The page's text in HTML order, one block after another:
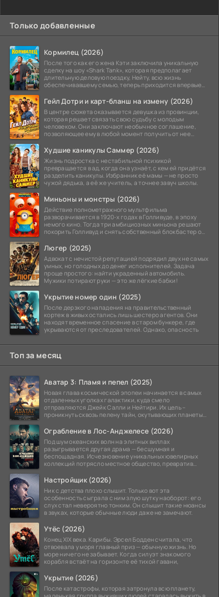
Только добавленные
Кормилец (2026)
После того как его жена Кэти заключила уникальную
сделку на шоу «Shark Tank», которая предполагает
длительную деловую поездку, Нейту, всю жизнь
обеспечивавшему семью, теперь приходится впервые
Гейл Дотри и карт-бланш на измену (2026)
В центре сюжета оказывается девушка из провинции,
которая решает связать свою судьбу с молодым
человеком. Они заключают необычное соглашение,
позволяющее ему в любой момент получить от нее
Худшие каникулы Саммер (2026)
Жизнь подростка с нестабильной психикой
превращается в ад, когда она узнаёт, с кем ей придётся
разделить каникулы. Избранник её мамы — не просто
чужой дядька, а её же учитель, а точнее завуч школы.
Миньоны и монстры (2026)
Действие полнометражного мультфильма
разворачивается в 1920-х годах в Голливуде, в эпоху
немого кино. Тогда три амбициозных миньона решают
покорить Голливуд и снять собственный блокбастер о
Люгер (2025)
Адвокат с нечистой репутацией подрядил двух не самых
умных, но голодных до денег исполнителей. Задача
проще простого: найти украденный автомобиль.
Мужики потирают руки — это же лёгкие бабки!
Укрытие номер один (2025)
После дерзкого нападения на правительственный
кортеж в живых остались лишь шестеро агентов. Они
находят временное спасение в старом бункере, где
укрываются от преследователей. Однако, опасность
Топ за месяц
Аватар 3: Пламя и пепел (2025)
Новая глава космической эпопеи начинается в самых
отдаленных уголках галактики, куда смело
отправляются Джейк Салли и Нейтири. Их цель –
проникнуть сквозь пелену тайн, окутывающих планеты
Ограбление в Лос-Анджелесе (2026)
Под шум океанских волн на элитных виллах
разыгрывается другая драма — бесшумная и
беспощадная. Исчезновение уникальных ювелирных
коллекций потрясло местное общество, превратив
Настройщик (2026)
Ник с детства плохо слышит. Только вот эта
особенность сыграла с ним злую шутку наоборот: его
слух стал невероятно тонким. Он слышит такие нюансы
в звуках, которые обычные люди даже не замечают.
Утёс (2026)
Конец XIX века. Карибы. Эрсел Бодден считала, что
отвоевала у моря главный приз — обычную жизнь. Но
море ничего не забывает. Когда силуэт знакомого
корабля встаёт на горизонте её тихой гавани,
Укрытие (2026)
После катастрофы, которая затронула всю планету,